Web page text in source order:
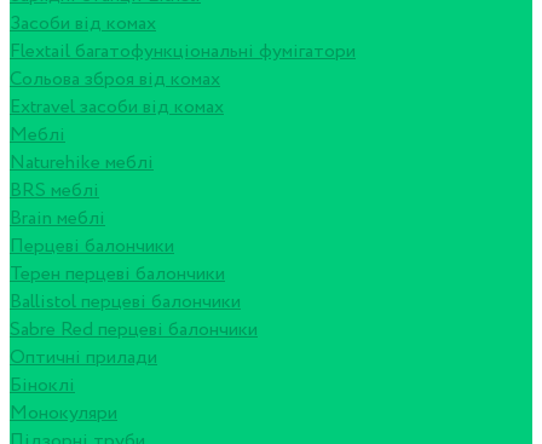
Засоби від комах
Flextail багатофункціональні фумігатори
Сольова зброя від комах
Extravel засоби від комах
Меблі
Naturehike меблі
BRS меблі
Brain меблі
Перцеві балончики
Терен перцеві балончики
Ballistol перцеві балончики
Sabre Red перцеві балончики
Оптичні прилади
Біноклі
Монокуляри